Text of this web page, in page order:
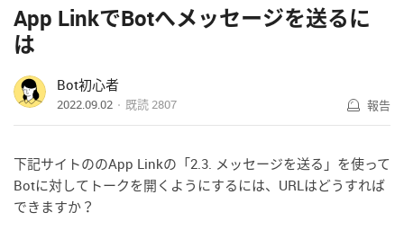
App LinkでBotへメッセージを送るに
は
Bot初心者
2022.09.02 既読2807 報告
下記サイトののApp Linkの「2.3. メッセージを送る」を使って
Botに対してトークを開くようにするには、URLはどうすれば
できますか？